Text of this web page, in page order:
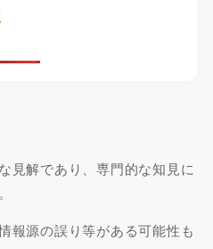
見解であり、専門的な知見に
報源の誤り等がある可能性も